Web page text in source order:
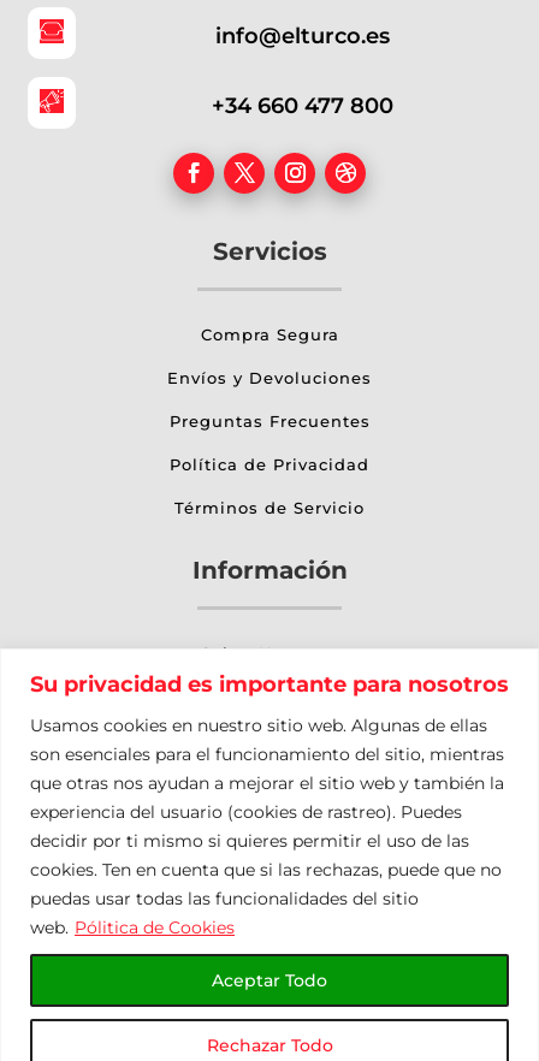
Su privacidad es importante para nosotros
Usamos cookies en nuestro sitio web. Algunas de ellas
son esenciales para el funcionamiento del sitio, mientras
que otras nos ayudan a mejorar el sitio web y también la
experiencia del usuario (cookies de rastreo). Puedes
decidir por ti mismo si quieres permitir el uso de las
cookies. Ten en cuenta que si las rechazas, puede que no
puedas usar todas las funcionalidades del sitio
web. Pólitica de Cookies
Rechazar Todo
Aceptar Todo
info@elturco.es
+34 660 477 800
Servicios
Compra Segura
Envíos y Devoluciones
Preguntas Frecuentes
Política de Privacidad
Términos de Servicio
Información
Sobre Nosotros
Otros Servicios
Contacto
Mapa del Sitio
Política de Privacidad
© Copyright elturco.es 2024
0